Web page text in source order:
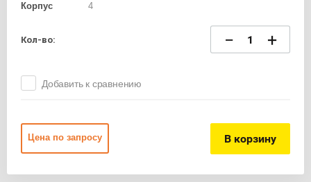
Корпус 4
Кол-во: − +
Добавить к сравнению
Цена по запросу В корзину